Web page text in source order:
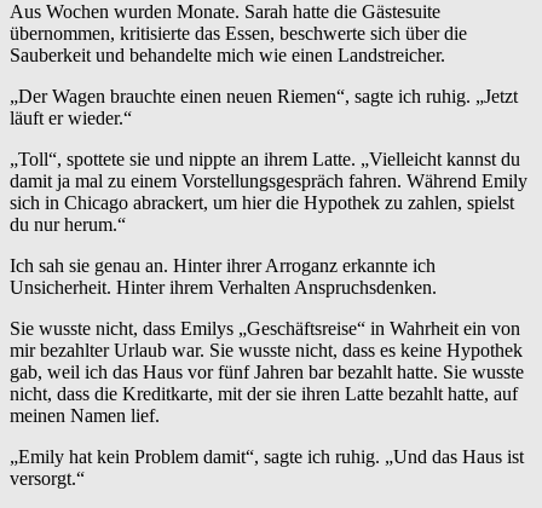
Aus Wochen wurden Monate. Sarah hatte die Gästesuite
übernommen, kritisierte das Essen, beschwerte sich über die
Sauberkeit und behandelte mich wie einen Landstreicher.
„Der Wagen brauchte einen neuen Riemen“, sagte ich ruhig. „Jetzt
läuft er wieder.“
„Toll“, spottete sie und nippte an ihrem Latte. „Vielleicht kannst du
damit ja mal zu einem Vorstellungsgespräch fahren. Während Emily
sich in Chicago abrackert, um hier die Hypothek zu zahlen, spielst
du nur herum.“
Ich sah sie genau an. Hinter ihrer Arroganz erkannte ich
Unsicherheit. Hinter ihrem Verhalten Anspruchsdenken.
Sie wusste nicht, dass Emilys „Geschäftsreise“ in Wahrheit ein von
mir bezahlter Urlaub war. Sie wusste nicht, dass es keine Hypothek
gab, weil ich das Haus vor fünf Jahren bar bezahlt hatte. Sie wusste
nicht, dass die Kreditkarte, mit der sie ihren Latte bezahlt hatte, auf
meinen Namen lief.
„Emily hat kein Problem damit“, sagte ich ruhig. „Und das Haus ist
versorgt.“